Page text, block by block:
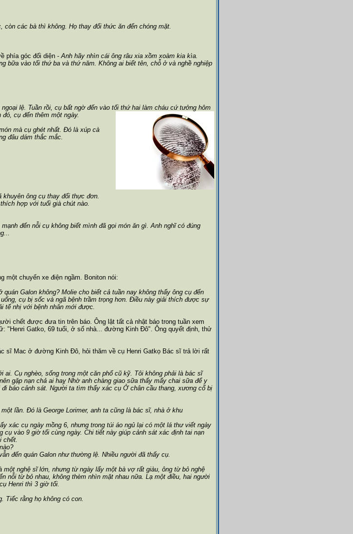
các bà thì không. Họ thay đổi thức ăn đến chóng mặt.
phía góc đối diện -Anh hãy nhìn cái ông râu xia xồm xoàm kia kìa.
bữa vào tối thứ ba và thứ năm. Không ai biết tên, chỗ ở và nghề nghiệp
lệ. Tuần rồi, cụ bất ngờ đến vào tối thứ hai làm cháu cứ tưởng hôm
cụ đến thêm một ngày.
mà cụ ghét nhất. Đó là xúp cà
đâu dám thắc mắc.
khuyên ông cụ thay đổi thực đơn.
hợp với tuổi già chút nào.
đến nỗi cụ không biết mình đã gọi món ăn gì. Anh nghĩ có đúng
một chuyến xe điện ngầm. Boniton nói:
Galon không? Molie cho biết cả tuần nay không thấy ông cụ đến
cụ bị sốc và ngã bệnh trầm trọng hơn. Điều này giải thích được sự
tế nhị với bệnh nhân mới được.
chết được đưa tin trên báo. Ông lật tất cả nhật báo trong tuần xem
"Henri Gatko, 69 tuổi, ở số nhà... đường Kinh Đô". Ông quyết định, thử
sĩ Mac ở đường Kinh Đô, hỏi thăm về cụ Henri Gatkọ Bác sĩ trả lời rất
Cụ nghèo, sống trong một căn phố cũ kỹ. Tôi không phải là bác sĩ
gặp nạn chả ai haỵ Nhờ anh chàng giao sữa thấy mấy chai sữa để y
báo cảnh sát. Người ta tìm thấy xác cụ Ở chân cầu thang, xương cổ bị
lần. Đó là George Lorimer, anh ta cũng là bác sĩ, nhà ở khu
xác cụ ngày mồng 6, nhưng trong túi áo ngủ lại có một lá thư viết ngày
vào 9 giờ tối cùng ngày. Chi tiết này giúp cảnh sát xác định tai nạn
chết.
đến quán Galon như thường lệ. Nhiều người đã thấy cụ.
nghệ sĩ lớn, nhưng từ ngày lấy một bà vợ rất giàu, ông từ bỏ nghệ
nỗi từ bỏ nhau, không thèm nhìn mặt nhau nữa. Lạ một điều, hai người
Henri thì 3 giờ tối.
Tiếc rằng họ không có con.